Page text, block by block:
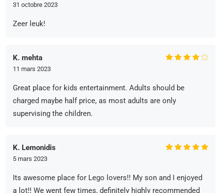
31 octobre 2023
Zeer leuk!
K. mehta
11 mars 2023
Great place for kids entertainment. Adults should be
charged maybe half price, as most adults are only
supervising the children.
K. Lemonidis
5 mars 2023
Its awesome place for Lego lovers!! My son and I enjoyed
a lot!! We went few times, definitely highly recommended